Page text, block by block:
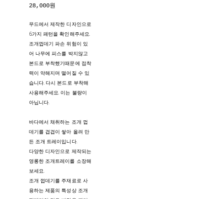
28,000원
무드에서 제작한 디자인으로
6가지 패턴을 확인해주세요.
조개껍데기 파손 위험이 있
어 나무에 피스를 박지않고
본드로 부착했기때문에 접착
력이 약해지며 떨어질 수 있
습니다. 다시 본드로 부착해
사용해주세요. 이는 불량이
아닙니다.
바다에서 채취하는 조개 껍
데기를 겹겹이 쌓아 올려 만
든 조개 트레이입니다.
다양한 디자인으로 제작되는
영롱한 조개트레이를 소장해
보세요.
조개 껍데기를 주재료로 사
용하는 제품의 특성상 조개